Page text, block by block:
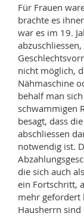
Für Frauen
brachte es
war es im 19.
nicht möglich,
Nähmaschine
behalf man
schwammigen
besagt, dass
abschliessen
notwendig ist.
die sich auch
ein Fortschritt,
mehr gefordert
Hausherrn